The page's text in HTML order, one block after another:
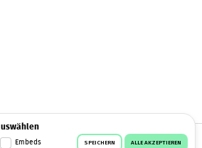
Datenschutz AGB Impressum
Embeds SPEICHERN ALLE AKZEPTIEREN